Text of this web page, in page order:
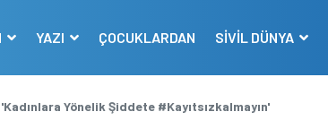
YAZI ÇOCUKLARDAN SİVİL DÜNYA
Yönelik Şiddete #Kayıtsızkalmayın'